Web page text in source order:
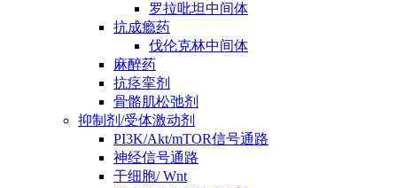
罗拉吡坦中间体
抗成瘾药
伐伦克林中间体
麻醉药
抗痉挛剂
骨骼肌松弛剂
抑制剂/受体激动剂
PI3K/Akt/mTOR信号通路
神经信号通路
干细胞/ Wnt